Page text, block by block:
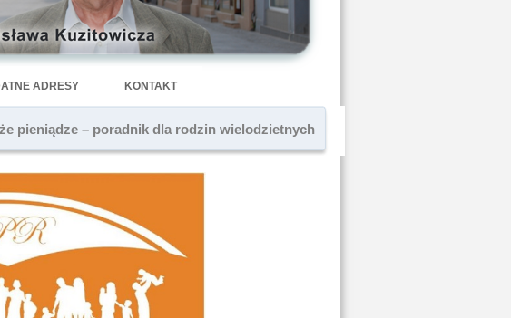
ADRESY KONTAKT
pieniądze – poradnik dla rodzin wielodzietnych